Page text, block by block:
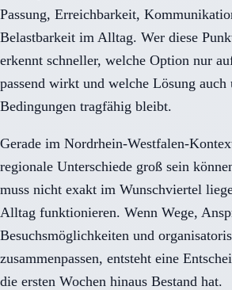
Passung, Erreichbarkeit,
Belastbarkeit im Alltag. Wer diese
erkennt schneller, welche Option nur
passend wirkt und welche Lösung auch
Bedingungen tragfähig bleibt.
Gerade im Nordrhein-Westfalen-
regionale Unterschiede groß sein
muss nicht exakt im Wunschviertel
Alltag funktionieren. Wenn Wege,
Besuchsmöglichkeiten und
zusammenpassen, entsteht eine
die ersten Wochen hinaus Bestand hat.